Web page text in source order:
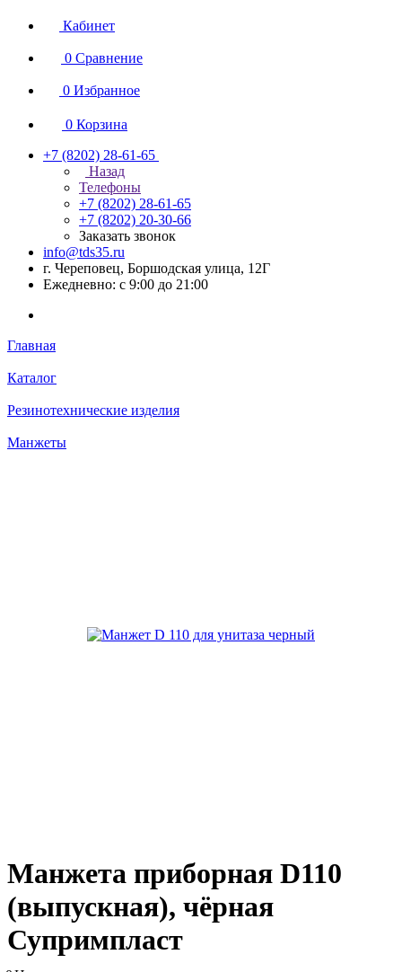
Кабинет
0 Сравнение
0 Избранное
0 Корзина
+7 (8202) 28‑61-65
Назад
Телефоны
+7 (8202) 28‑61-65
+7 (8202) 20‑30-66
Заказать звонок
info@tds35.ru
г. Череповец, Боршодская улица, 12Г
Ежедневно: с 9:00 до 21:00
Главная
Каталог
Резинотехнические изделия
Манжеты
Манжета приборная D110
(выпускная), чёрная
Супримпласт